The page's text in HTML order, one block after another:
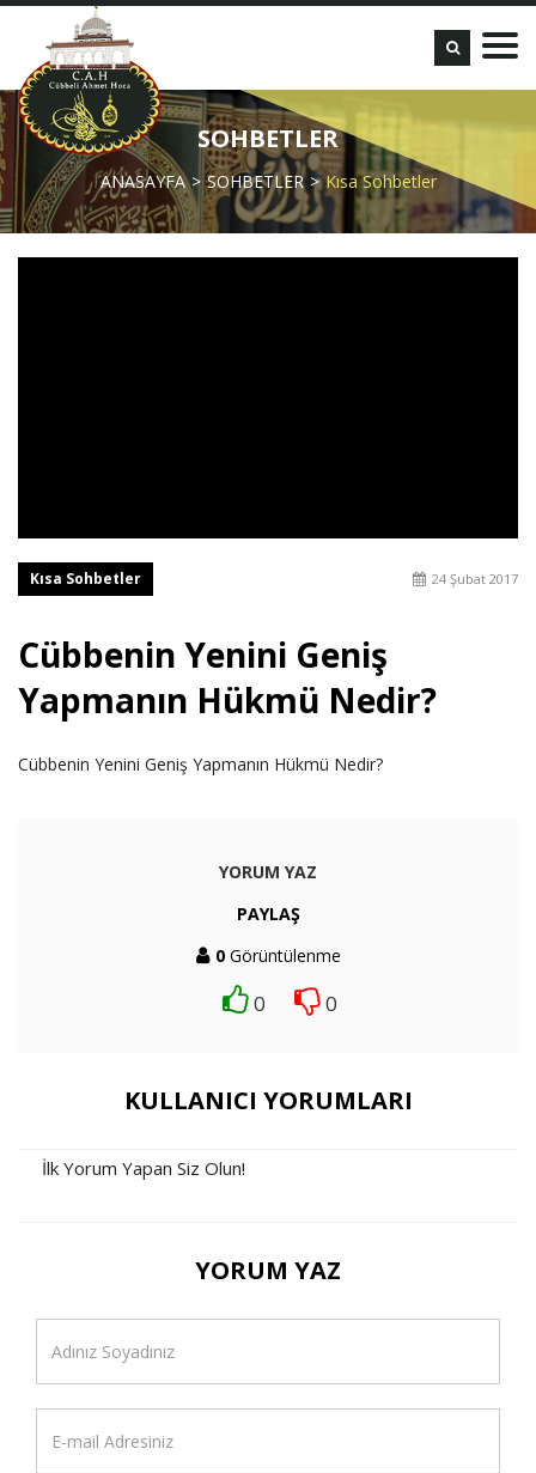
SOHBETLER
ANASAYFA SOHBETLER Kısa Sohbetler
Kısa Sohbetler 24 Şubat 2017
Cübbenin Yenini Geniş
Yapmanın Hükmü Nedir?
Cübbenin Yenini Geniş Yapmanın Hükmü Nedir?
YORUM YAZ
PAYLAŞ
0Görüntülenme
0 0
KULLANICI YORUMLARI
İlk Yorum Yapan Siz Olun!
YORUM YAZ